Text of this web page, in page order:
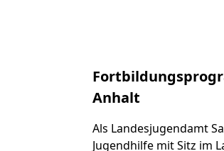
Anhalt
Als Landesjugendamt
Jugendhilfe mit Sitz im